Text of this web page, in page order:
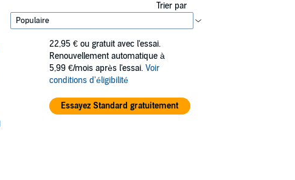
Trier par
22,95 € ou gratuit avec l'essai.
Renouvellement automatique à
5,99 €/mois après l'essai. Voir
conditions d'éligibilité
Essayez Standard gratuitement